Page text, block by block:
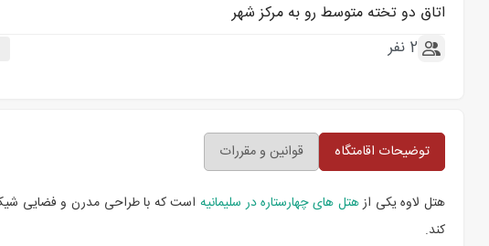
اتاق دو تخته متوسط رو به مرکز شهر
2 نفر
توضیحات اقامتگاه قوانین و مقررات
هتل لاوه یکی ازهتل های چهارستاره در سلیمانیهاست که با طراحی مدرن و فضایی
کند.